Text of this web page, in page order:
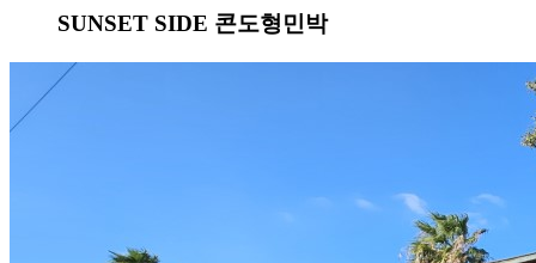
SUNSET SIDE 콘도형민박